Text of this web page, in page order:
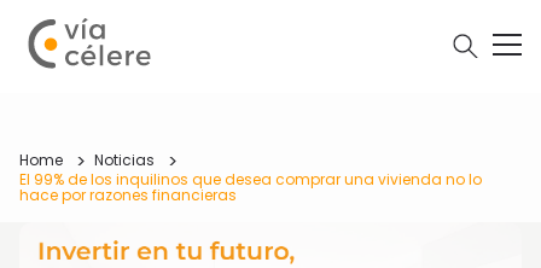
Home
Noticias
El 99% de los inquilinos que desea comprar una vivienda no lo
hace por razones financieras